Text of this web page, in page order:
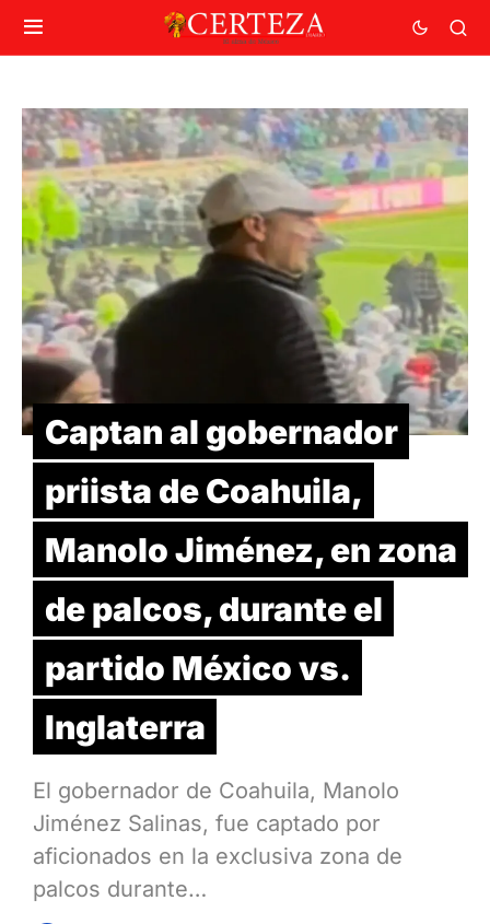
Captan al gobernador
priista de Coahuila,
Manolo Jiménez, en zona
de palcos, durante el
partido México vs.
Inglaterra
El gobernador de Coahuila, Manolo
Jiménez Salinas, fue captado por
aficionados en la exclusiva zona de
palcos durante…